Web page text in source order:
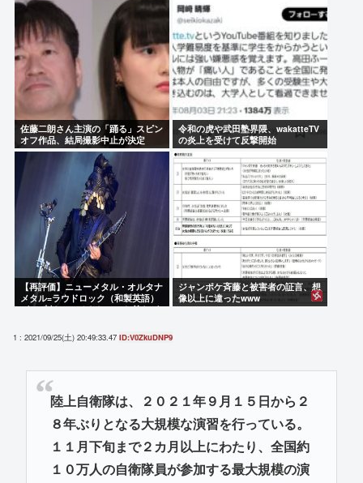
佐藤二朗さん主演の「踊る」スピン
オフ作品、結局撮影中止が決定
www
令和の虎や武田塾界隈、wakatteTV
の炎上を受けて反撃開始
【再評価】ニューメタル・オルタナ
メタル=ラウドロック（和製英語）
がZに刺さってるらしい。お前らが
ジャンポケ斉藤と被害者の証言、想
像以上に違ったwww
1 : 2021/09/25(土) 20:49:33.47 ID:V0ZkuDNP9
陸上自衛隊は、２０２１年９月１５日から２
８年ぶりとなる大規模な演習を行っている。
１１月下旬まで２カ月以上にわたり、全国約
１０万人の自衛隊員が参加する最大規模の演